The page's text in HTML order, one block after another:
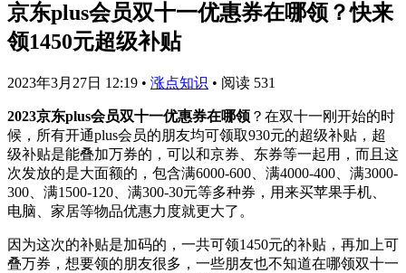
京东plus会员双十一优惠券在哪领？快来
领1450元超级补贴
2023年3月27日 12:19 • 涨点知识 • 阅读 531
2023京东plus会员双十一优惠券在哪领 ？在双十一刚开始的时
候，所有开通plus会员的朋友均可领取930元的超级补贴，超
级补贴是能叠加万券的，可以和京券、东券等一起用，而且这
次发放的是大面额的，包含满6000-600、满4000-400、满3000-
300、满1500-120、满300-30元等多种券，用来买苹果手机、
电脑、家居等物品优惠力度就更大了。
因为这次的补贴是加码的，一共可领1450元的补贴，再加上可
叠万券，想要领的朋友很多，一些朋友也不知道在哪领双十一